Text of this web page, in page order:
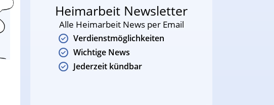
Heimarbeit Newsletter
Alle Heimarbeit News per Email
Verdienstmöglichkeiten
Wichtige News
Jederzeit kündbar